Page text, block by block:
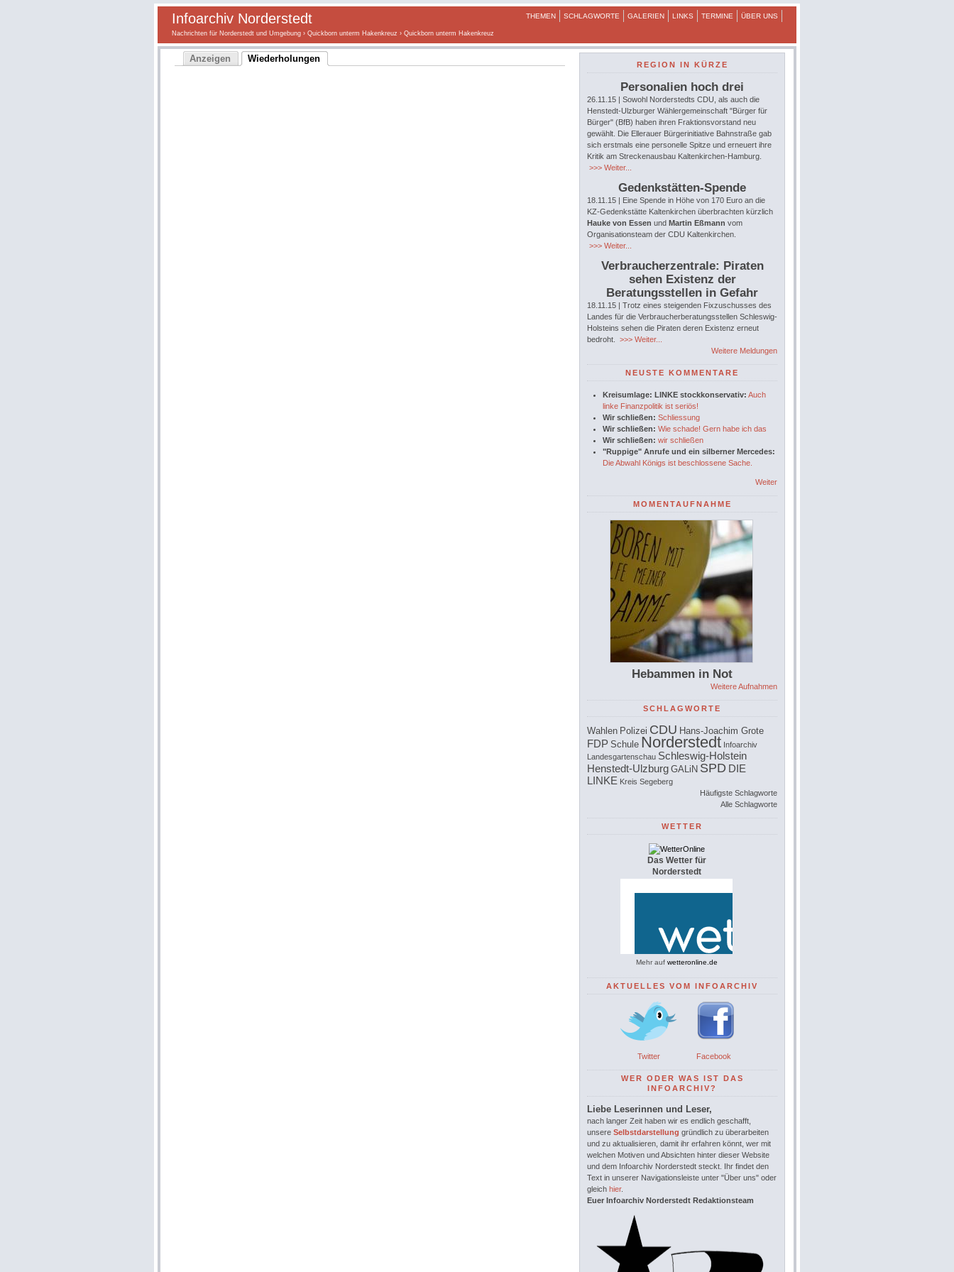
Infoarchiv Norderstedt THEMEN SCHLAGWORTE GALERIEN LINKS TERMINE ÜBER UNS
Nachrichten für Norderstedt und Umgebung › Quickborn unterm Hakenkreuz › Quickborn unterm Hakenkreuz
Anzeigen Wiederholungen
REGION IN KÜRZE
Personalien hoch drei
26.11.15 | Sowohl Norderstedts CDU, als auch die
Henstedt-Ulzburger Wählergemeinschaft "Bürger für
Bürger" (BfB) haben ihren Fraktionsvorstand neu
gewählt. Die Ellerauer Bürgerinitiative Bahnstraße gab
sich erstmals eine personelle Spitze und erneuert ihre
Kritik am Streckenausbau Kaltenkirchen-Hamburg.
>>> Weiter...
Gedenkstätten-Spende
18.11.15 | Eine Spende in Höhe von 170 Euro an die
KZ-Gedenkstätte Kaltenkirchen überbrachten kürzlich
Hauke von Essen und Martin Eßmann vom
Organisationsteam der CDU Kaltenkirchen.
>>> Weiter...
Verbraucherzentrale: Piraten
sehen Existenz der
Beratungsstellen in Gefahr
18.11.15 | Trotz eines steigenden Fixzuschusses des
Landes für die Verbraucherberatungsstellen Schleswig-
Holsteins sehen die Piraten deren Existenz erneut
bedroht.
>>> Weiter...
Weitere Meldungen
NEUSTE KOMMENTARE
Kreisumlage: LINKE stockkonservativ: Auch
linke Finanzpolitik ist seriös!
Wir schließen: Schliessung
Wir schließen: Wie schade! Gern habe ich das
Wir schließen: wir schließen
"Ruppige" Anrufe und ein silberner Mercedes:
Die Abwahl Königs ist beschlossene Sache.
Weiter
MOMENTAUFNAHME
Hebammen in Not
Weitere Aufnahmen
SCHLAGWORTE
Wahlen Polizei CDU Hans-Joachim Grote
FDP Schule Norderstedt Infoarchiv
Landesgartenschau Schleswig-Holstein
Henstedt-Ulzburg GALiN SPD DIE
LINKE Kreis Segeberg
Häufigste Schlagworte
Alle Schlagworte
WETTER
Das Wetter für
Norderstedt
Mehr auf wetteronline.de
AKTUELLES VOM INFOARCHIV
Twitter Facebook
WER ODER WAS IST DAS
INFOARCHIV?
Liebe Leserinnen und Leser,
nach langer Zeit haben wir es endlich geschafft,
unsere Selbstdarstellung gründlich zu überarbeiten
und zu aktualisieren, damit ihr erfahren könnt, wer mit
welchen Motiven und Absichten hinter dieser Website
und dem Infoarchiv Norderstedt steckt. Ihr findet den
Text in unserer Navigationsleiste unter "Über uns" oder
gleich hier.
Euer Infoarchiv Norderstedt Redaktionsteam